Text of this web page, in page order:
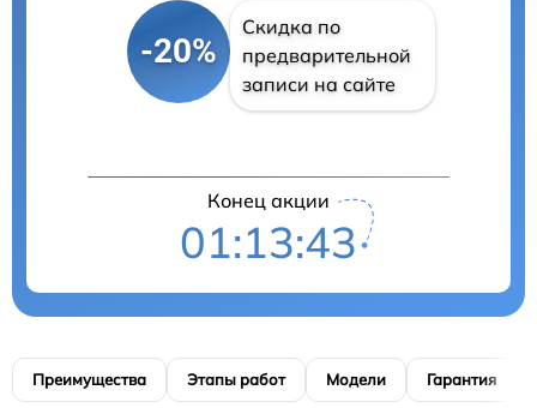
-20%
Скидка по
предварительной
записи на сайте
Конец акции
01:13:42
Преимущества Этапы работ Модели Гарантия